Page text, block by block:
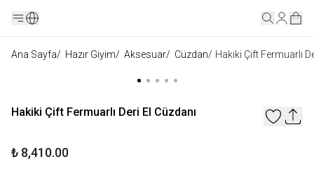
Ana Sayfa/ Hazır Giyim/ Aksesuar/ Cüzdan/ Hakiki Çift Fermuarlı
Hakiki Çift Fermuarlı Deri El Cüzdanı
₺ 8,410.00